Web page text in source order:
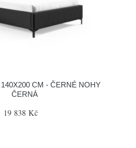
CM - ČERNÉ NOHY
ČERNÁ
19 838 Kč